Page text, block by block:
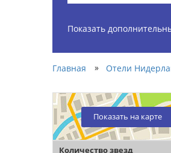
Показать
Главная » Отели
Показать на карте
Количество звезд